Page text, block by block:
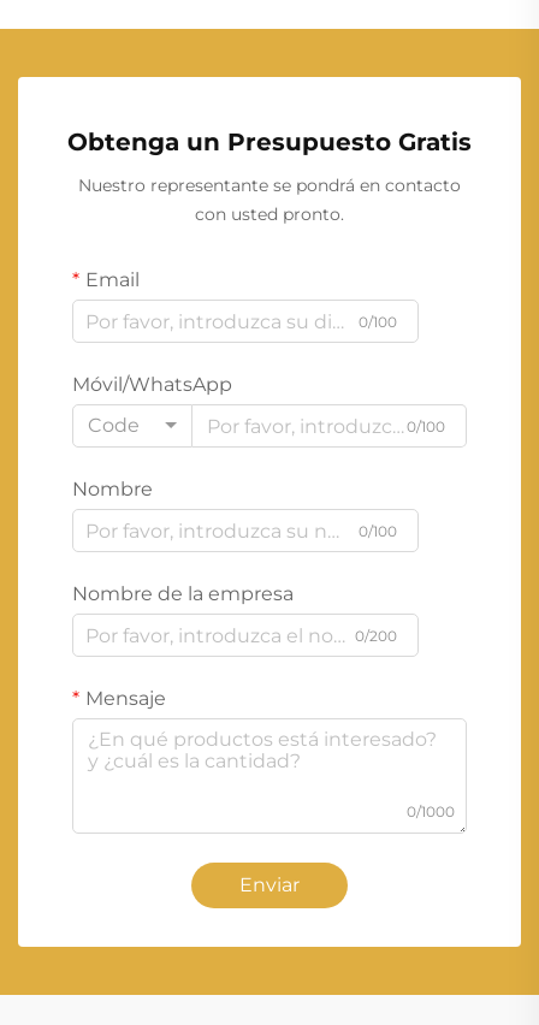
Obtenga un Presupuesto Gratis
Nuestro representante se pondrá en contacto
con usted pronto.
Email
0/100
Móvil/WhatsApp
Code
0/100
Nombre
0/100
Nombre de la empresa
0/200
Mensaje
0/1000
Enviar